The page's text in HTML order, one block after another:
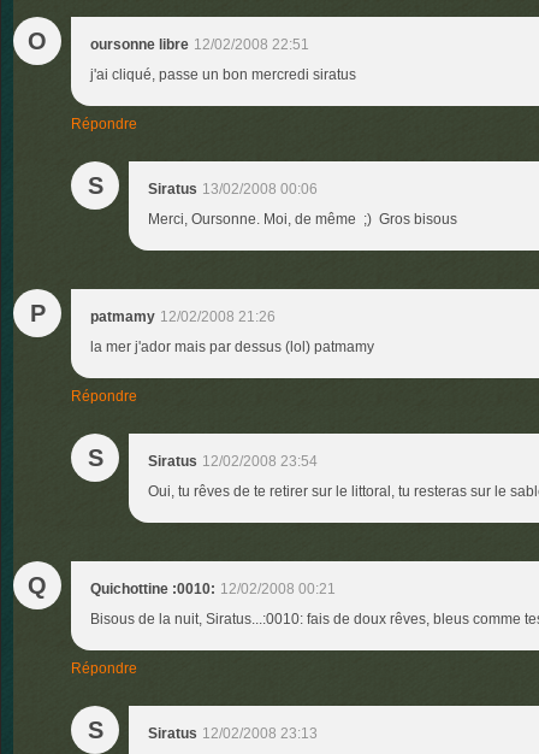
O oursonne libre 12/02/2008 22:51
j'ai cliqué, passe un bon mercredi siratus
Répondre
S Siratus 13/02/2008 00:06
Merci, Oursonne. Moi, de même ;) Gros bisous
P patmamy 12/02/2008 21:26
la mer j'ador mais par dessus (lol) patmamy
Répondre
S Siratus 12/02/2008 23:54
Oui, tu rêves de te retirer sur le littoral, tu resteras sur le
Q Quichottine :0010: 12/02/2008 00:21
Bisous de la nuit, Siratus...:0010: fais de doux rêves, bleus comme
Répondre
S Siratus 12/02/2008 23:13